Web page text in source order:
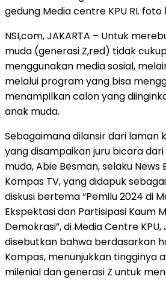
gedung Media centre KPU RI. foto
NSI,com, JAKARTA – Untuk
muda (generasi Z,red) tidak
menggunakan media sosial,
melalui program yang bisa
menampilkan calon yang
anak muda.
Sebagaimana dilansir dari laman
yang disampaikan juru bicara
muda, Abie Besman, selaku
Kompas TV, yang didapuk
diskusi bertema “Pemilu 2024 di
Ekspektasi dan Partisipasi Kaum
Demokrasi”, di Media Centre
disebutkan bahwa berdasarkan
Kompas, menunjukkan tingginya
milenial dan generasi Z untuk